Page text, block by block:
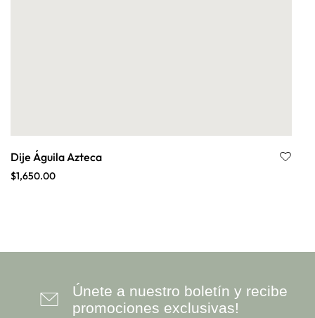
Dije Águila Azteca
$1,650.00
Únete a nuestro boletín y recibe
promociones exclusivas!